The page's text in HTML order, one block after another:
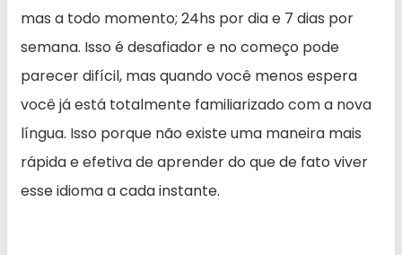
mas a todo momento; 24hs por dia e 7 dias por
semana. Isso é desafiador e no começo pode
parecer difícil, mas quando você menos espera
você já está totalmente familiarizado com a nova
língua. Isso porque não existe uma maneira mais
rápida e efetiva de aprender do que de fato viver
esse idioma a cada instante.